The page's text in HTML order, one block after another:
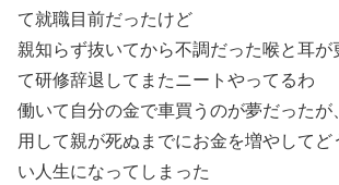
て就職目前だったけど
親知らず抜いてから不調だった喉と耳が
て研修辞退してまたニートやってるわ
働いて自分の金で車買うのが夢だったが
用して親が死ぬまでにお金を増やして
い人生になってしまった